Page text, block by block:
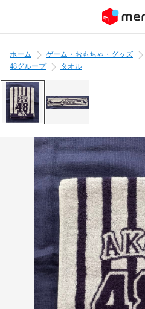
ホーム ゲーム・おもちゃ・グッズ
48グループ
タオル